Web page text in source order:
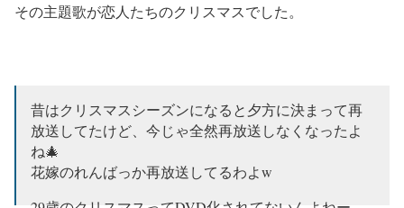
その主題歌が恋人たちのクリスマスでした。
昔はクリスマスシーズンになると夕方に決まって再
放送してたけど、今じゃ全然再放送しなくなったよ
ね🎄
花嫁のれんばっか再放送してるわよw